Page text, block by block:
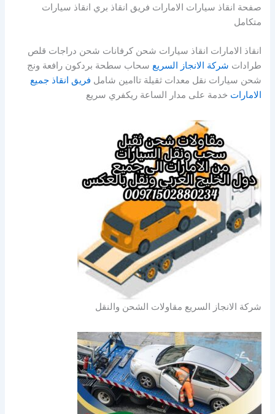
صفحة انقاذ سيارات الامارات فريق انقاذ بري انقاذ سيارات
متكامل
انقاذ الامارات انقاذ سيارات شحن كرفانات شحن دراجات قلص
طرادات شركة الانجاز السريع سحاب سطحة بردكون رافعة ونج
شحن سيارات نقل معدات ثقيلة تاامين شامل فريق انقاذ جميع
الامارات خدمة على مدار الساعة ريكفري سريع
شركة الانجاز السريع مقاولات الشحن والنقل